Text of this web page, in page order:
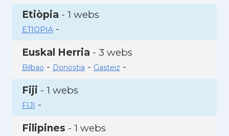
Etiòpia - 1 webs
ETIOPIA-
Euskal Herria - 3 webs
Bilbao - Donostia - Gasteiz -
Fiji - 1 webs
FIJI -
Filipines - 1 webs